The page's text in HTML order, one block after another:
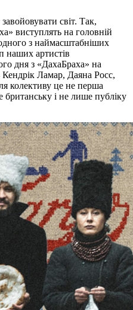
світ. Так,
виступлять на головній
з наймасштабніших
наших артистів
дня з «ДахаБраха» на
Ламар, Даяна Росс,
колективу це не перша
і не лише публіку